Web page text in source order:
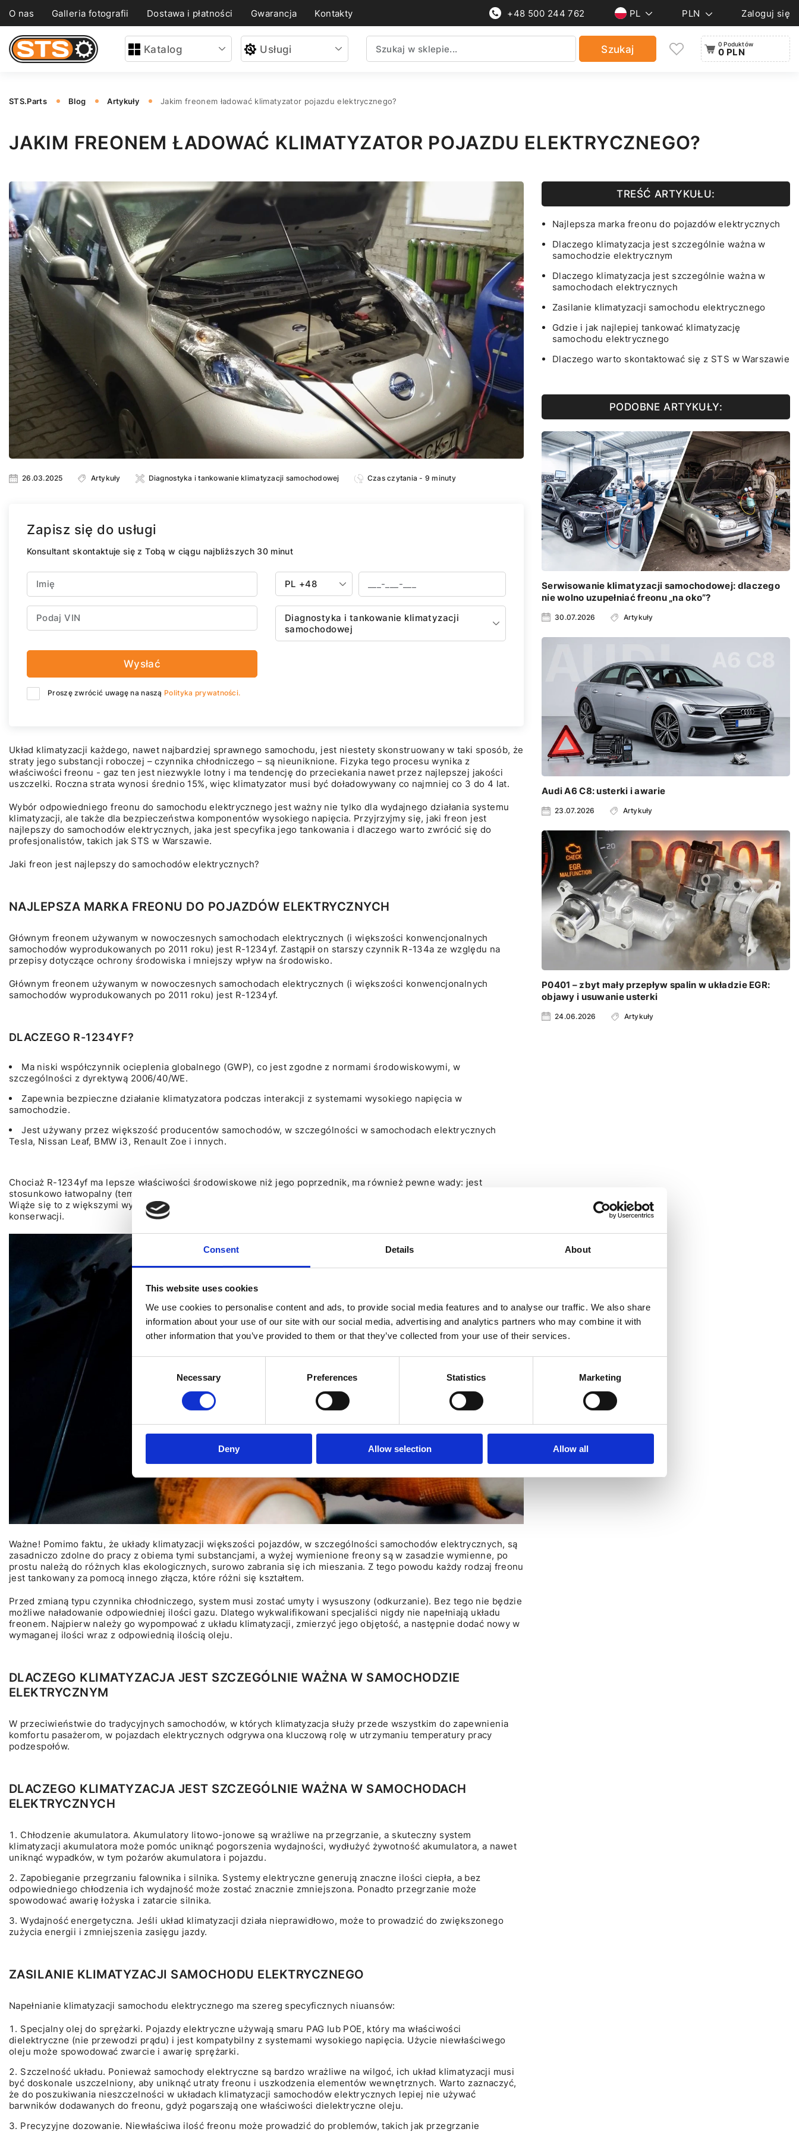
Consent Details About
This website uses cookies
We use cookies to personalise content and ads, to provide social media features and to analyse our traffic. We also share
information about your use of our site with our social media, advertising and analytics partners who may combine it with
other information that you’ve provided to them or that they’ve collected from your use of their services.
Necessary Preferences Statistics Marketing
Deny Allow selection Allow all
O nas Galleria fotografii Dostawa i płatności Gwarancja Kontakty +48 500 244 762 PL PLN Zaloguj się
Katalog Usługi Szukaj 0 Poduktów
0 PLN
STS.Parts Blog Artykuły Jakim freonem ładować klimatyzator pojazdu elektrycznego?
JAKIM FREONEM ŁADOWAĆ KLIMATYZATOR POJAZDU ELEKTRYCZNEGO?
26.03.2025 Artykuły Diagnostyka i tankowanie klimatyzacji samochodowej Czas czytania - 9 minuty
Zapisz się do usługi
Konsultant skontaktuje się z Tobą w ciągu najbliższych 30 minut
PL +48
Diagnostyka i tankowanie klimatyzacji
samochodowej
Wysłać
Proszę zwrócić uwagę na naszą Polityka prywatności.
Układ klimatyzacji każdego, nawet najbardziej sprawnego samochodu, jest niestety skonstruowany w taki sposób, że
straty jego substancji roboczej – czynnika chłodniczego – są nieuniknione. Fizyka tego procesu wynika z
właściwości freonu - gaz ten jest niezwykle lotny i ma tendencję do przeciekania nawet przez najlepszej jakości
uszczelki. Roczna strata wynosi średnio 15%, więc klimatyzator musi być doładowywany co najmniej co 3 do 4 lat.
Wybór odpowiedniego freonu do samochodu elektrycznego jest ważny nie tylko dla wydajnego działania systemu
klimatyzacji, ale także dla bezpieczeństwa komponentów wysokiego napięcia. Przyjrzyjmy się, jaki freon jest
najlepszy do samochodów elektrycznych, jaka jest specyfika jego tankowania i dlaczego warto zwrócić się do
profesjonalistów, takich jak STS w Warszawie.
Jaki freon jest najlepszy do samochodów elektrycznych?
NAJLEPSZA MARKA FREONU DO POJAZDÓW ELEKTRYCZNYCH
Głównym freonem używanym w nowoczesnych samochodach elektrycznych (i większości konwencjonalnych
samochodów wyprodukowanych po 2011 roku) jest R-1234yf. Zastąpił on starszy czynnik R-134a ze względu na
przepisy dotyczące ochrony środowiska i mniejszy wpływ na środowisko.
Głównym freonem używanym w nowoczesnych samochodach elektrycznych (i większości konwencjonalnych
samochodów wyprodukowanych po 2011 roku) jest R-1234yf.
DLACZEGO R-1234YF?
Ma niski współczynnik ocieplenia globalnego (GWP), co jest zgodne z normami środowiskowymi, w
szczególności z dyrektywą 2006/40/WE.
Zapewnia bezpieczne działanie klimatyzatora podczas interakcji z systemami wysokiego napięcia w
samochodzie.
Jest używany przez większość producentów samochodów, w szczególności w samochodach elektrycznych
Tesla, Nissan Leaf, BMW i3, Renault Zoe i innych.
Chociaż R-1234yf ma lepsze właściwości środowiskowe niż jego poprzednik, ma również pewne wady: jest
stosunkowo łatwopalny (temperatura samozapłonu 405oC) i obawia się zanieczyszczenia olejem lub innym gazem.
Wiąże się to z większymi wymaganiami dotyczącymi konstrukcji urządzeń klimatyzacyjnych, a także jakości ich
konserwacji.
Ważne! Pomimo faktu, że układy klimatyzacji większości pojazdów, w szczególności samochodów elektrycznych, są
zasadniczo zdolne do pracy z obiema tymi substancjami, a wyżej wymienione freony są w zasadzie wymienne, po
prostu należą do różnych klas ekologicznych, surowo zabrania się ich mieszania. Z tego powodu każdy rodzaj freonu
jest tankowany za pomocą innego złącza, które różni się kształtem.
Przed zmianą typu czynnika chłodniczego, system musi zostać umyty i wysuszony (odkurzanie). Bez tego nie będzie
możliwe naładowanie odpowiedniej ilości gazu. Dlatego wykwalifikowani specjaliści nigdy nie napełniają układu
freonem. Najpierw należy go wypompować z układu klimatyzacji, zmierzyć jego objętość, a następnie dodać nowy w
wymaganej ilości wraz z odpowiednią ilością oleju.
DLACZEGO KLIMATYZACJA JEST SZCZEGÓLNIE WAŻNA W SAMOCHODZIE
ELEKTRYCZNYM
W przeciwieństwie do tradycyjnych samochodów, w których klimatyzacja służy przede wszystkim do zapewnienia
komfortu pasażerom, w pojazdach elektrycznych odgrywa ona kluczową rolę w utrzymaniu temperatury pracy
podzespołów.
DLACZEGO KLIMATYZACJA JEST SZCZEGÓLNIE WAŻNA W SAMOCHODACH
ELEKTRYCZNYCH
Chłodzenie akumulatora. Akumulatory litowo-jonowe są wrażliwe na przegrzanie, a skuteczny system
klimatyzacji akumulatora może pomóc uniknąć pogorszenia wydajności, wydłużyć żywotność akumulatora, a nawet
uniknąć wypadków, w tym pożarów akumulatora i pojazdu.
Zapobieganie przegrzaniu falownika i silnika. Systemy elektryczne generują znaczne ilości ciepła, a bez
odpowiedniego chłodzenia ich wydajność może zostać znacznie zmniejszona. Ponadto przegrzanie może
spowodować awarię łożyska i zatarcie silnika.
Wydajność energetyczna. Jeśli układ klimatyzacji działa nieprawidłowo, może to prowadzić do zwiększonego
zużycia energii i zmniejszenia zasięgu jazdy.
ZASILANIE KLIMATYZACJI SAMOCHODU ELEKTRYCZNEGO
Napełnianie klimatyzacji samochodu elektrycznego ma szereg specyficznych niuansów:
Specjalny olej do sprężarki. Pojazdy elektryczne używają smaru PAG lub POE, który ma właściwości
dielektryczne (nie przewodzi prądu) i jest kompatybilny z systemami wysokiego napięcia. Użycie niewłaściwego
oleju może spowodować zwarcie i awarię sprężarki.
Szczelność układu. Ponieważ samochody elektryczne są bardzo wrażliwe na wilgoć, ich układ klimatyzacji musi
być doskonale uszczelniony, aby uniknąć utraty freonu i uszkodzenia elementów wewnętrznych. Warto zaznaczyć,
że do poszukiwania nieszczelności w układach klimatyzacji samochodów elektrycznych lepiej nie używać
barwników dodawanych do freonu, gdyż pogarszają one właściwości dielektryczne oleju.
Precyzyjne dozowanie. Niewłaściwa ilość freonu może prowadzić do problemów, takich jak przegrzanie
TREŚĆ ARTYKUŁU:
Najlepsza marka freonu do pojazdów elektrycznych
Dlaczego klimatyzacja jest szczególnie ważna w
samochodzie elektrycznym
Dlaczego klimatyzacja jest szczególnie ważna w
samochodach elektrycznych
Zasilanie klimatyzacji samochodu elektrycznego
Gdzie i jak najlepiej tankować klimatyzację
samochodu elektrycznego
Dlaczego warto skontaktować się z STS w Warszawie
PODOBNE ARTYKUŁY:
Serwisowanie klimatyzacji samochodowej: dlaczego
nie wolno uzupełniać freonu „na oko”?
30.07.2026 Artykuły
Audi A6 C8: usterki i awarie
23.07.2026 Artykuły
P0401 – zbyt mały przepływ spalin w układzie EGR:
objawy i usuwanie usterki
24.06.2026 Artykuły